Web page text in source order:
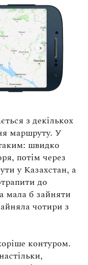
з декількох
маршруту. У
швидко
потім через
у Казахстан, а
до
мала б зайняти
чотири з
контуром.